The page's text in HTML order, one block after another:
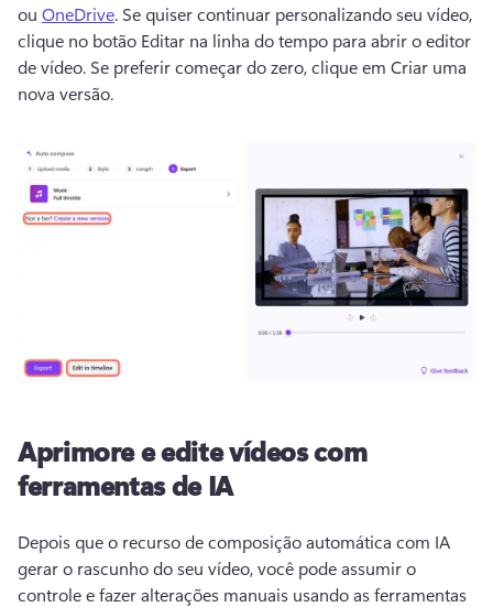
ou OneDrive. Se quiser continuar personalizando seu vídeo,
clique no botão Editar na linha do tempo para abrir o editor
de vídeo. Se preferir começar do zero, clique em Criar uma
nova versão.
Aprimore e edite vídeos com
ferramentas de IA
Depois que o recurso de composição automática com IA
gerar o rascunho do seu vídeo, você pode assumir o
controle e fazer alterações manuais usando as ferramentas